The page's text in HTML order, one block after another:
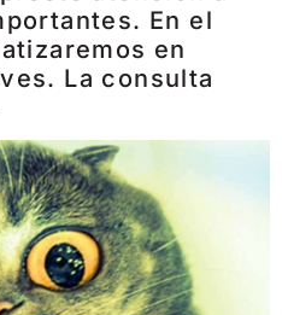
En el
en
La consulta